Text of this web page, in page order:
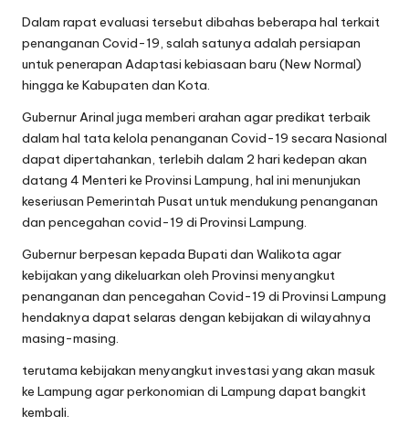
Dalam rapat evaluasi tersebut dibahas beberapa hal terkait
penanganan Covid-19, salah satunya adalah persiapan
untuk penerapan Adaptasi kebiasaan baru (New Normal)
hingga ke Kabupaten dan Kota.
Gubernur Arinal juga memberi arahan agar predikat terbaik
dalam hal tata kelola penanganan Covid-19 secara Nasional
dapat dipertahankan, terlebih dalam 2 hari kedepan akan
datang 4 Menteri ke Provinsi Lampung, hal ini menunjukan
keseriusan Pemerintah Pusat untuk mendukung penanganan
dan pencegahan covid-19 di Provinsi Lampung.
Gubernur berpesan kepada Bupati dan Walikota agar
kebijakan yang dikeluarkan oleh Provinsi menyangkut
penanganan dan pencegahan Covid-19 di Provinsi Lampung
hendaknya dapat selaras dengan kebijakan di wilayahnya
masing-masing.
terutama kebijakan menyangkut investasi yang akan masuk
ke Lampung agar perkonomian di Lampung dapat bangkit
kembali.